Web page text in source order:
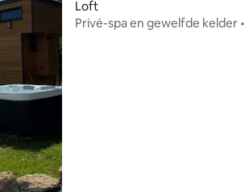
Loft
Privé-spa en gewelfde kelder •